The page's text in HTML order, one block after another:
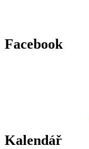
Facebook
Kalendář